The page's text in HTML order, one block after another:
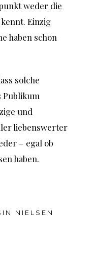
weder die
Einzig
haben schon
solche
Publikum
und
liebenswerter
– egal ob
haben.
NIELSEN